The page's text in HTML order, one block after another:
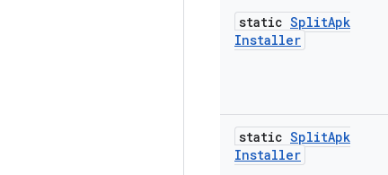
static SplitApk
Installer
static SplitApk
Installer